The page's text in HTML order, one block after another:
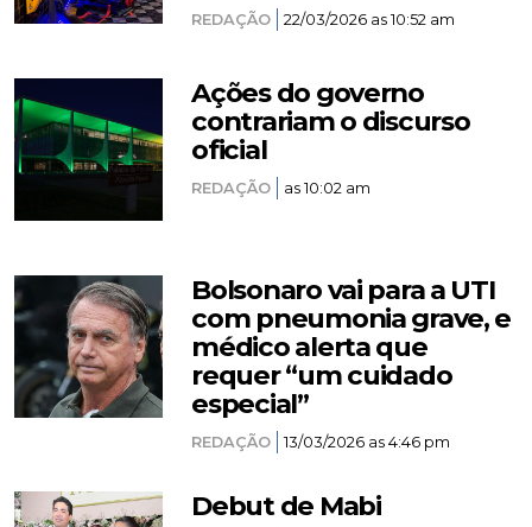
REDAÇÃO 22/03/2026 as 10:52 am
Ações do governo
contrariam o discurso
oficial
REDAÇÃO as 10:02 am
Bolsonaro vai para a UTI
com pneumonia grave, e
médico alerta que
requer “um cuidado
especial”
REDAÇÃO 13/03/2026 as 4:46 pm
Debut de Mabi